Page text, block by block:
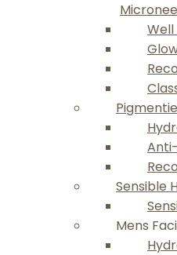
Sensible
Mens